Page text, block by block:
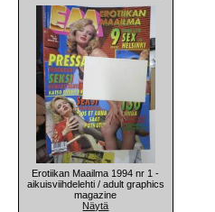
Erotiikan Maailma 1994 nr 1 -
aikuisviihdelehti / adult graphics
magazine
Näytä